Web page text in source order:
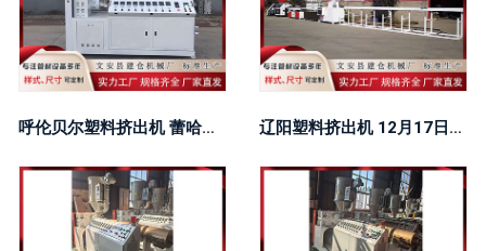
呼伦贝尔塑料挤出机 蕾哈娜“回归” 彪马能在中国市场扳回一局吗？ 辽阳塑料挤出机 12月17日红王解盘比赛解读：富勒姆恐难带走分数